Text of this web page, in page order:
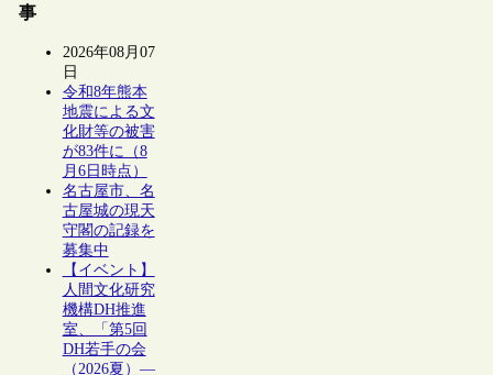
事
2026年08月07
日
令和8年熊本
地震による文
化財等の被害
が83件に（8
月6日時点）
名古屋市、名
古屋城の現天
守閣の記録を
募集中
【イベント】
人間文化研究
機構DH推進
室、「第5回
DH若手の会
（2026夏）―